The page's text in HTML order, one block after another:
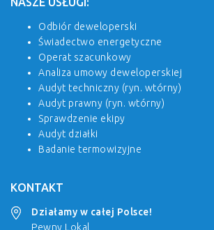
Odbiór deweloperski
Świadectwo energetyczne
Operat szacunkowy
Analiza umowy deweloperskiej
Audyt techniczny (ryn. wtórny)
Audyt prawny (ryn. wtórny)
Sprawdzenie ekipy
Audyt działki
Badanie termowizyjne
KONTAKT
Działamy w całej Polsce!
Pewny Lokal